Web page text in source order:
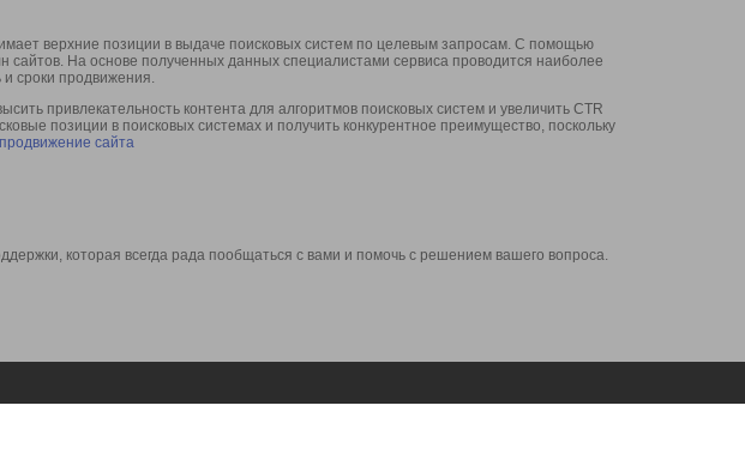
верхние позиции в выдаче поисковых систем по целевым запросам. С помощью
На основе полученных данных специалистами сервиса проводится наиболее
сроки продвижения.
привлекательность контента для алгоритмов поисковых систем и увеличить CTR
позиции в поисковых системах и получить конкурентное преимущество, поскольку
сайта
которая всегда рада пообщаться с вами и помочь с решением вашего вопроса.